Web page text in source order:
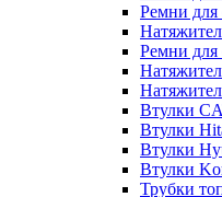
Ремни для
Ремни для
Втулки
Втулки
Втулки
Втулки
Трубки